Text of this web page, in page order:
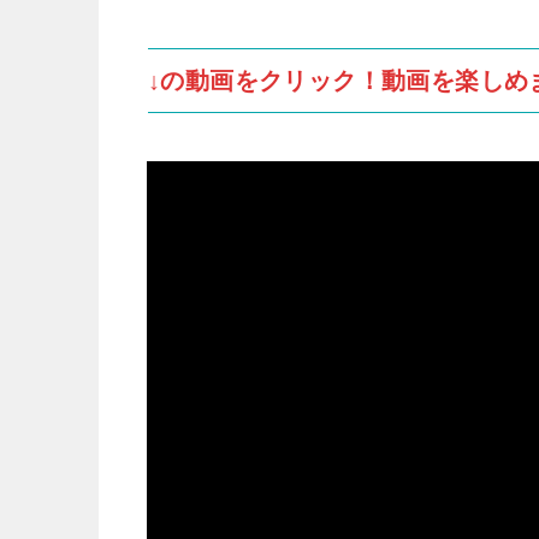
↓の動画をクリック！動画を楽しめ